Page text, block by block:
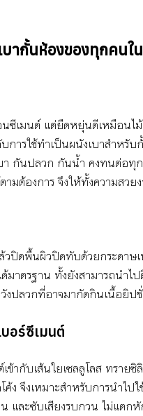
ากั้นห้องของทุกคนใ
นซีเมนต์ แต่ยืดหยุ่นดีเหมือน
การใช้ทำเป็นผนังเบาสำหรั
า กันปลวก กันน้ำ คงทนต่อทุ
ามต้องการ จึงให้ทั้งความสว
ปิดพื้นผิวปิดทับด้วยกระดาษ
าตรฐาน ทั้งยังสามารถนำไ
งปลวกที่อาจมากัดกินเนื้อยิป
อร์ซีเมนต์
ากับเส้นใยเซลลูโลส ทราย
ง จึงเหมาะสำหรับการนำไ
และซับเสียงรบกวน ไม่แตก